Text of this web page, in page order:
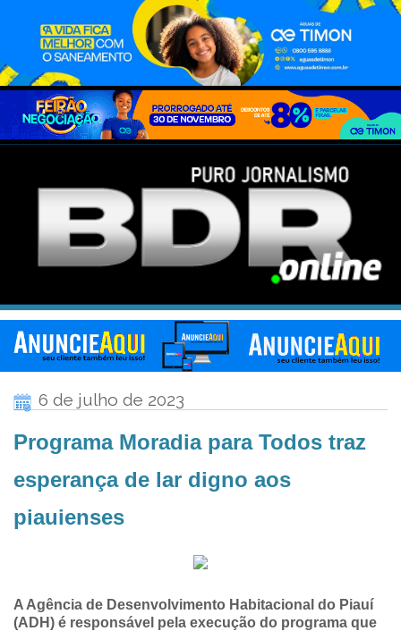
6 de julho de 2023
Programa Moradia para Todos traz
esperança de lar digno aos
piauienses
A Agência de Desenvolvimento Habitacional do Piauí
(ADH) é responsável pela execução do programa que